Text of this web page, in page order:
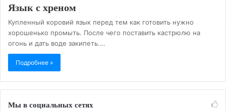
Язык с хреном
Купленный коровий язык перед тем как готовить нужно
хорошенько промыть. После чего поставить кастрюлю на
огонь и дать воде закипеть.…
Подробнее »
Мы в социальных сетях